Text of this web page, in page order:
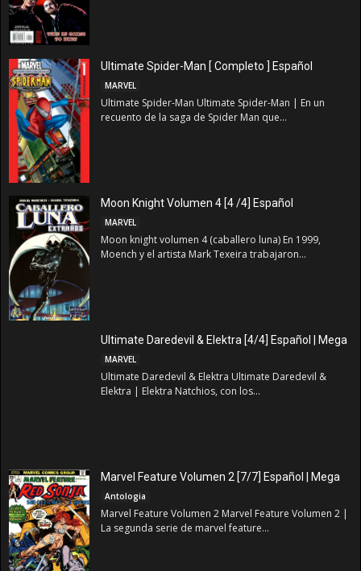
Ultimate Spider-Man [ Completo ] Español
MARVEL
Ultimate Spider-Man Ultimate Spider-Man | En un
recuento de la saga de Spider Man que...
Moon Knight Volumen 4 [4 /4] Español
MARVEL
Moon knight volumen 4 (caballero luna) En 1999,
Moench y el artista Mark Texeira trabajaron...
Ultimate Daredevil & Elektra [4/4] Español | Mega
MARVEL
Ultimate Daredevil & Elektra Ultimate Daredevil &
Elektra | Elektra Natchios, con los...
Marvel Feature Volumen 2 [7/7] Español | Mega
Antologia
Marvel Feature Volumen 2 Marvel Feature Volumen 2 |
La segunda serie de marvel feature...